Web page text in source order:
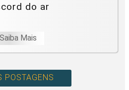
do ar
Saiba Mais
POSTAGENS